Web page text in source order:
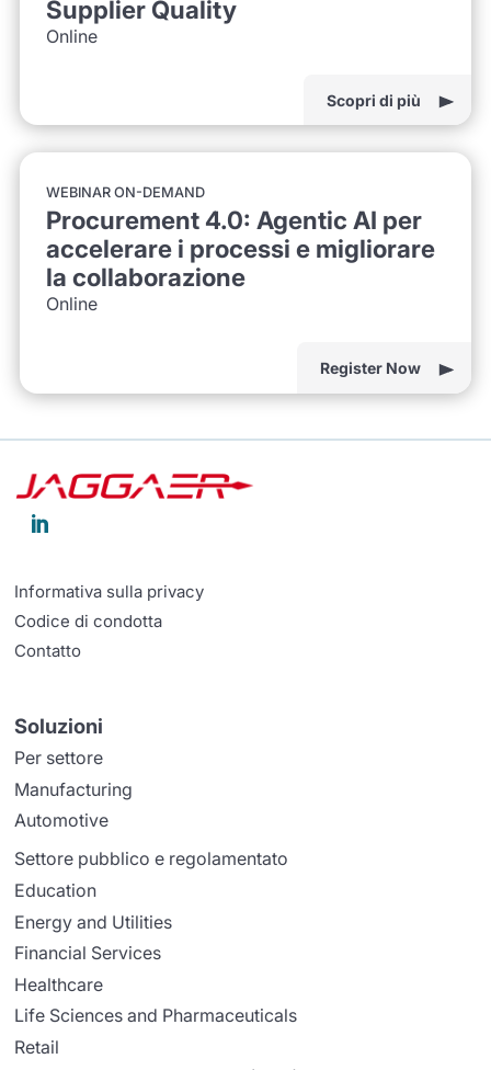
Supplier Quality
Online
Scopri di più
WEBINAR ON-DEMAND
Procurement 4.0: Agentic AI per
accelerare i processi e migliorare
la collaborazione
Online
Register Now

Informativa sulla privacy
Codice di condotta
Contatto
Soluzioni
Per settore
Manufacturing
Automotive
Settore pubblico e regolamentato
Education
Energy and Utilities
Financial Services
Healthcare
Life Sciences and Pharmaceuticals
Retail